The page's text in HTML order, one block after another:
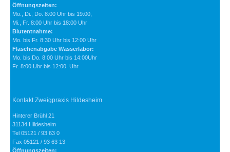
Öffnungszeiten:
Mo., Di., Do. 8:00 Uhr bis 19:00,
Mi., Fr. 8:00 Uhr bis 18:00 Uhr
Blutentnahme:
Mo. bis Fr. 8:30 Uhr bis 12:00 Uhr
Flaschenabgabe Wasserlabor:
Mo. bis Do. 8:00 Uhr bis 14:00Uhr
Fr. 8:00 Uhr bis 12:00 Uhr
Kontakt Zweigpraxis Hildesheim
Hinterer Brühl 21
31134 Hildesheim
Tel 05121 / 93 63 0
Fax 05121 / 93 63 13
Öffnungszeiten: